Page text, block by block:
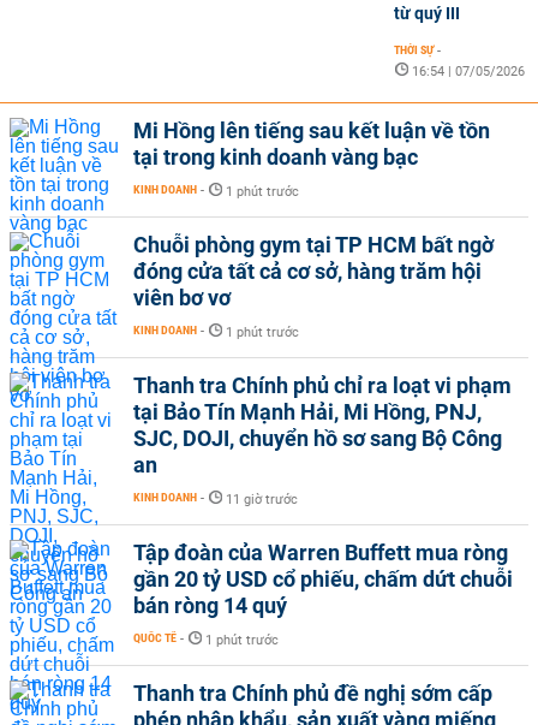
từ quý III
THỜI SỰ -
16:54 | 07/05/2026
Mi Hồng lên tiếng sau kết luận về tồn
tại trong kinh doanh vàng bạc
KINH DOANH - 1 phút trước
Chuỗi phòng gym tại TP HCM bất ngờ
đóng cửa tất cả cơ sở, hàng trăm hội
viên bơ vơ
KINH DOANH - 1 phút trước
Thanh tra Chính phủ chỉ ra loạt vi phạm
tại Bảo Tín Mạnh Hải, Mi Hồng, PNJ,
SJC, DOJI, chuyển hồ sơ sang Bộ Công
an
KINH DOANH - 11 giờ trước
Tập đoàn của Warren Buffett mua ròng
gần 20 tỷ USD cổ phiếu, chấm dứt chuỗi
bán ròng 14 quý
QUỐC TẾ - 1 phút trước
Thanh tra Chính phủ đề nghị sớm cấp
phép nhập khẩu, sản xuất vàng miếng